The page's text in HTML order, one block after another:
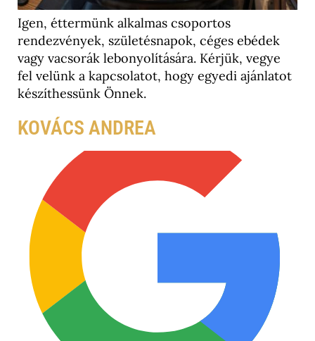
Igen, éttermünk alkalmas csoportos
rendezvények, születésnapok, céges ebédek
vagy vacsorák lebonyolítására. Kérjük, vegye
fel velünk a kapcsolatot, hogy egyedi ajánlatot
készíthessünk Önnek.
KOVÁCS ANDREA